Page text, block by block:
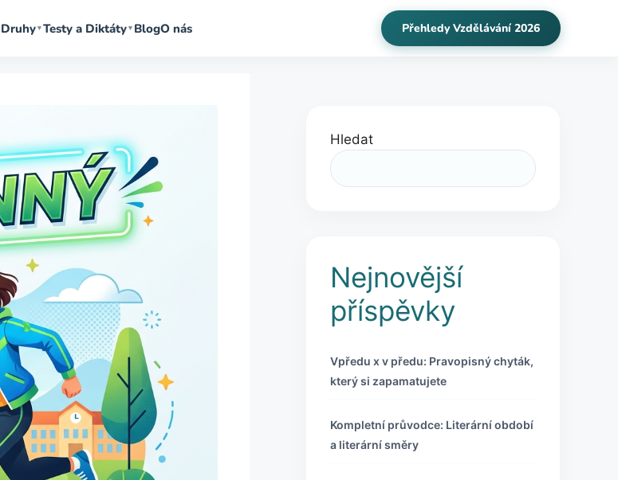
▼Testy a Diktáty▼ BlogO nás Přehledy Vzdělávání 2026
Hledat
Nejnovější
příspěvky
Vpředu x v předu: Pravopisný chyták,
který si zapamatujete
Kompletní průvodce: Literární období
a literární směry